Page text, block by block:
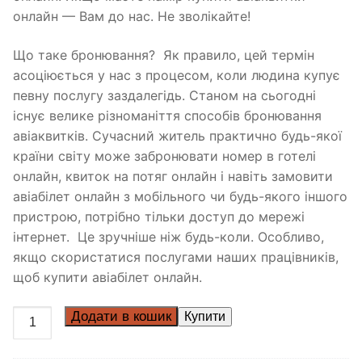
онлайн — Вам до нас. Не зволікайте!
Що таке бронювання? Як правило, цей термін
асоціюється у нас з процесом, коли людина купує
певну послугу заздалегідь. Станом на сьогодні
існує велике різноманіття способів бронювання
авіаквитків. Сучасний житель практично будь-якої
країни світу може забронювати номер в готелі
онлайн, квиток на потяг онлайн і навіть замовити
авіабілет онлайн з мобільного чи будь-якого іншого
пристрою, потрібно тільки доступ до мережі
інтернет. Це зручніше ніж будь-коли. Особливо,
якщо скористатися послугами наших працівників,
щоб купити авіабілет онлайн.
Додати в кошик